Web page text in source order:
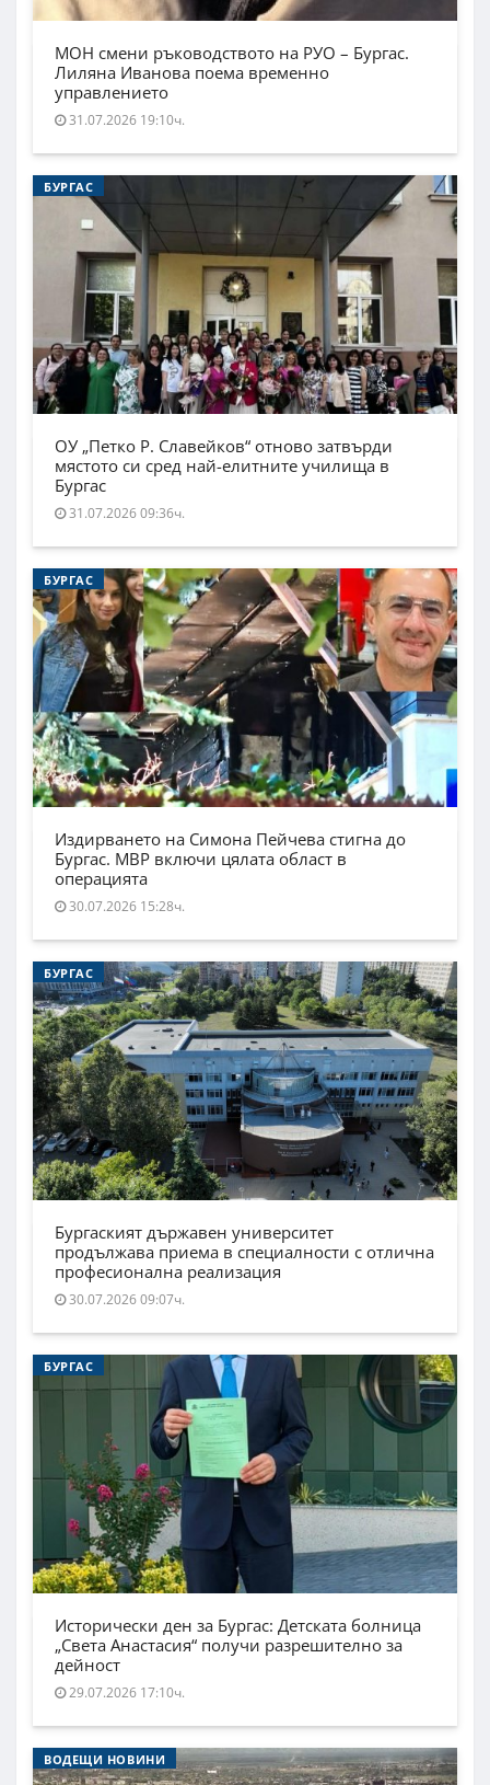
МОН смени ръководството на РУО – Бургас.
Лиляна Иванова поема временно
управлението
31.07.2026 19:10ч.
БУРГАС
ОУ „Петко Р. Славейков“ отново затвърди
мястото си сред най-елитните училища в
Бургас
31.07.2026 09:36ч.
БУРГАС
Издирването на Симона Пейчева стигна до
Бургас. МВР включи цялата област в
операцията
30.07.2026 15:28ч.
БУРГАС
Бургаският държавен университет
продължава приема в специалности с отлична
професионална реализация
30.07.2026 09:07ч.
БУРГАС
Исторически ден за Бургас: Детската болница
„Света Анастасия“ получи разрешително за
дейност
29.07.2026 17:10ч.
ВОДЕЩИ НОВИНИ